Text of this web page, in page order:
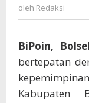
oleh Redaksi
BiPoin, Bolsel
bertepatan
Kabupaten